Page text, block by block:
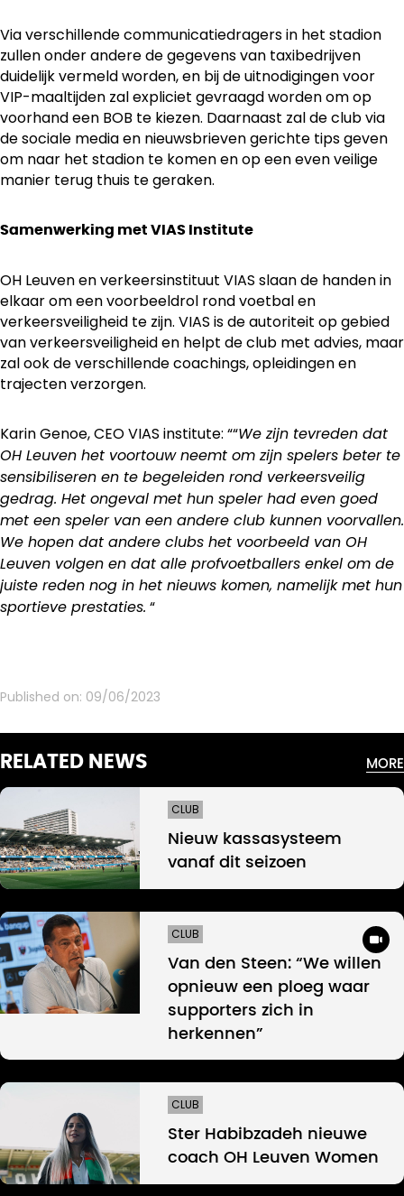
Via verschillende communicatiedragers in het stadion
zullen onder andere de gegevens van taxibedrijven
duidelijk vermeld worden, en bij de uitnodigingen voor
VIP-maaltijden zal expliciet gevraagd worden om op
voorhand een BOB te kiezen. Daarnaast zal de club via
de sociale media en nieuwsbrieven gerichte tips geven
om naar het stadion te komen en op een even veilige
manier terug thuis te geraken.
Samenwerking met VIAS Institute
OH Leuven en verkeersinstituut VIAS slaan de handen in
elkaar om een voorbeeldrol rond voetbal en
verkeersveiligheid te zijn. VIAS is de autoriteit op gebied
van verkeersveiligheid en helpt de club met advies, maar
zal ook de verschillende coachings, opleidingen en
trajecten verzorgen.
Karin Genoe, CEO VIAS institute: ““We zijn tevreden dat
OH Leuven het voortouw neemt om zijn spelers beter te
sensibiliseren en te begeleiden rond verkeersveilig
gedrag. Het ongeval met hun speler had even goed
met een speler van een andere club kunnen voorvallen.
We hopen dat andere clubs het voorbeeld van OH
Leuven volgen en dat alle profvoetballers enkel om de
juiste reden nog in het nieuws komen, namelijk met hun
sportieve prestaties. “
Published on: 09/06/2023
RELATED NEWS MORE
CLUB
Nieuw kassasysteem
vanaf dit seizoen
CLUB
Van den Steen: “We willen
opnieuw een ploeg waar
supporters zich in
herkennen”
CLUB
Ster Habibzadeh nieuwe
coach OH Leuven Women